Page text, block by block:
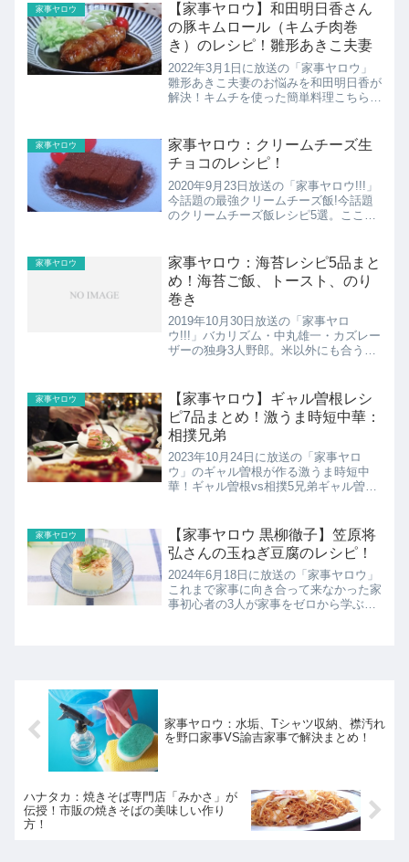
家事ヤロウ
【家事ヤロウ】和田明日香さん
の豚キムロール（キムチ肉巻
き）のレシピ！雛形あきこ夫妻
2022年3月1日に放送の「家事ヤロウ」
雛形あきこ夫妻のお悩みを和田明日香が
解決！キムチを使った簡単料理こちらで
す。
家事ヤロウ
家事ヤロウ：クリームチーズ生
チョコのレシピ！
2020年9月23日放送の「家事ヤロウ!!!」
今話題の最強クリームチーズ飯!今話題
のクリームチーズ飯レシピ5選。ここで
家事ヤロウ
家事ヤロウ：海苔レシピ5品まと
め！海苔ご飯、トースト、のり
巻き
2019年10月30日放送の「家事ヤロ
ウ!!!」バカリズム・中丸雄一・カズレー
ザーの独身3人野郎。米以外にも合う
家事ヤロウ
【家事ヤロウ】ギャル曽根レシ
ピ7品まとめ！激うま時短中華：
相撲兄弟
2023年10月24日に放送の「家事ヤロ
ウ」のギャル曽根が作る激うま時短中
華！ギャル曽根vs相撲5兄弟ギャル曽根
辺揚げに炒めないニラ玉ちくわチンジャ
オロース爆速×激安×...
家事ヤロウ
【家事ヤロウ 黒柳徹子】笠原将
弘さんの玉ねぎ豆腐のレシピ！
2024年6月18日に放送の「家事ヤロウ」
これまで家事に向き合って来なかった家
事初心者の3人が家事をゼロから学ぶド
家事ヤロウ：水垢、Tシャツ収納、襟汚れ
を野口家事VS諭吉家事で解決まとめ！
ハナタカ：焼きそば専門店「みかさ」が
伝授！市販の焼きそばの美味しい作り
方！